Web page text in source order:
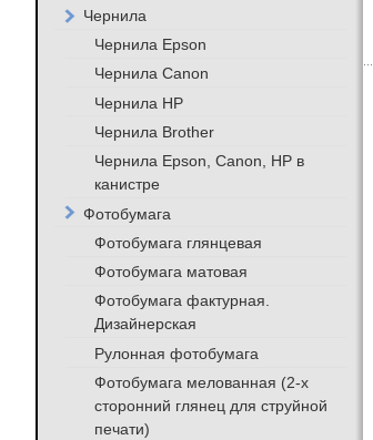
Чернила
Чернила Epson
Чернила Canon
Чернила HP
Чернила Brother
Чернила Epson, Canon, HP в
канистре
Фотобумага
Фотобумага глянцевая
Фотобумага матовая
Фотобумага фактурная.
Дизайнерская
Рулонная фотобумага
Фотобумага мелованная (2-х
сторонний глянец для струйной
печати)